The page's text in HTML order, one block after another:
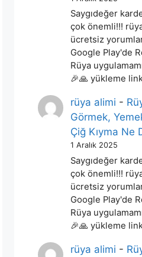
Saygıdeğer
çok önemli!!!
ücretsiz
Google Play'de
Rüya
🎉🙏 yükleme
rüya alimi -
Görmek,
Çiğ Kıyma Ne
1 Aralık 2025
Saygıdeğer
çok önemli!!!
ücretsiz
Google Play'de
Rüya
🎉🙏 yükleme
rüya alimi -